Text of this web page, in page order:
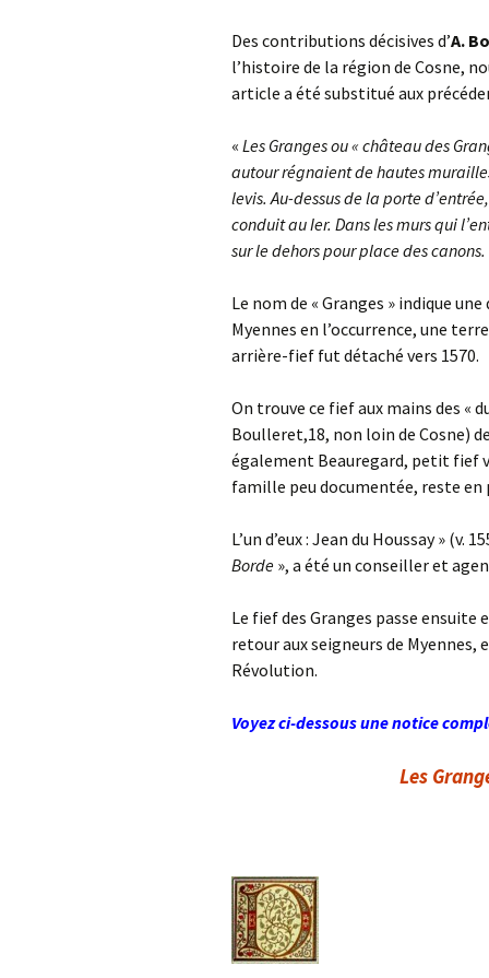
Des contributions décisives d’A.
l’histoire de la région de Cosne,
article a été substitué aux
« Les Granges ou « château des
autour régnaient de hautes
levis. Au-dessus de la porte
conduit au Ier. Dans les murs qui
sur le dehors pour place des canons.
Le nom de « Granges » indique
Myennes en l’occurrence, une
arrière-fief fut détaché vers 1570.
On trouve ce fief aux mains des «
Boulleret,18, non loin de Cosne)
également Beauregard, petit fief
famille peu documentée, reste
L’un d’eux : Jean du Houssay » (v.
Borde », a été un conseiller et
Le fief des Granges passe
retour aux seigneurs de Myennes,
Révolution.
Voyez ci-dessous une notice
Les